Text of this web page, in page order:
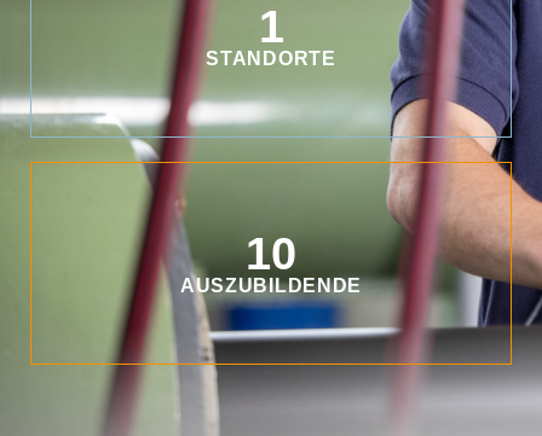
STANDORTE
1
AUSZUBILDENDE
10